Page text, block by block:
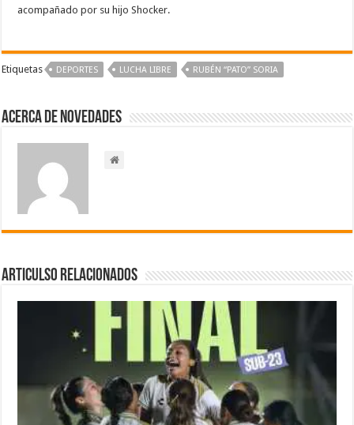
acompañado por su hijo Shocker.
Etiquetas DEPORTES LUCHA LIBRE RUBÉN “PATO” SORIA
Acerca de NOVEDADES
Articulso Relacionados